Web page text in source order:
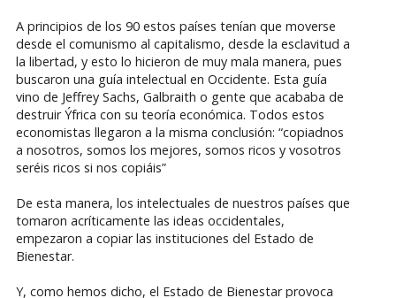
A principios de los 90 estos países tenían que moverse
desde el comunismo al capitalismo, desde la esclavitud a
la libertad, y esto lo hicieron de muy mala manera, pues
buscaron una guía intelectual en Occidente. Esta guía
vino de Jeffrey Sachs, Galbraith o gente que acababa de
destruir Ýfrica con su teoría económica. Todos estos
economistas llegaron a la misma conclusión: “copiadnos
a nosotros, somos los mejores, somos ricos y vosotros
seréis ricos si nos copiáis”
De esta manera, los intelectuales de nuestros países que
tomaron acríticamente las ideas occidentales,
empezaron a copiar las instituciones del Estado de
Bienestar.
Y, como hemos dicho, el Estado de Bienestar provoca